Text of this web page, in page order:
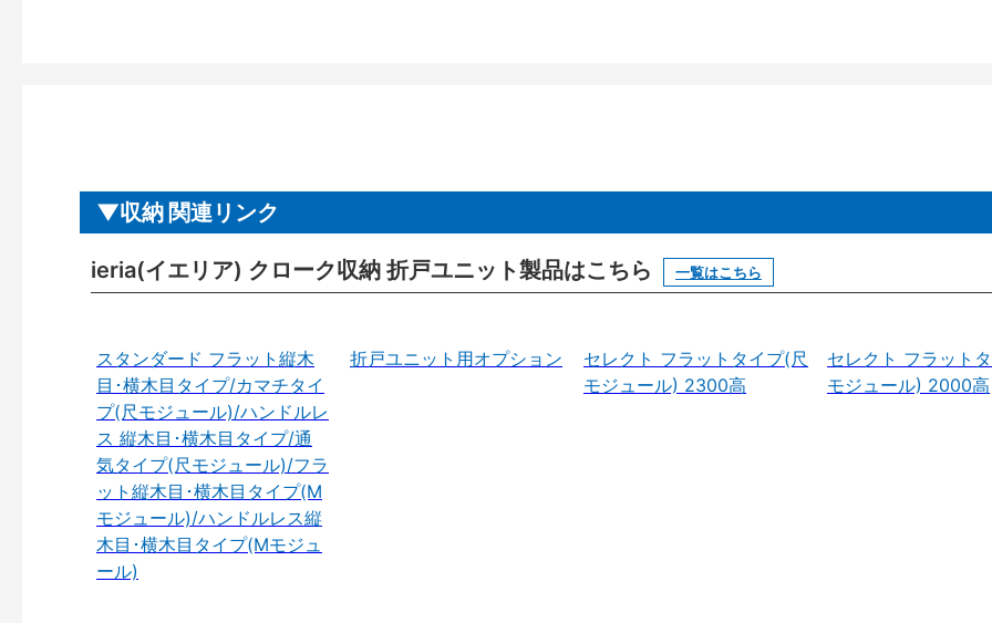
収納 関連リンク
ieria(イエリア) クローク収納 折戸ユニット製品はこちら 一覧はこちら
スタンダード フラット縦木
目･横木目タイプ/カマチタイ
プ(尺モジュール)/ハンドルレ
ス 縦木目･横木目タイプ/通
気タイプ(尺モジュール)/フラ
ット縦木目･横木目タイプ(M
モジュール)/ハンドルレス縦
木目･横木目タイプ(Mモジュ
ール)
折戸ユニット用オプション
セレクト フラットタイプ(尺
モジュール) 2300高
セレクト フラット
モジュール) 2000高